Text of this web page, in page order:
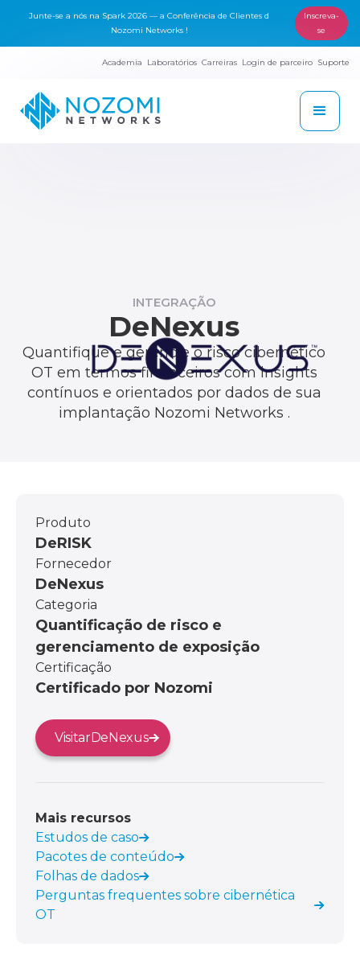
Junte-se a nós na Spark 2026 — a Conferência de Clientes d
Nozomi Networks !
Inscreva-
se
Academia Laboratórios Carreiras Login de parceiro Suporte
INTEGRAÇÃO
DeNexus
Quantifique e gerencie o risco cibernético
OT em termos financeiros com insights
contínuos e orientados por dados de sua
implantação Nozomi Networks .
Produto
DeRISK
Fornecedor
DeNexus
Categoria
Quantificação de risco e
gerenciamento de exposição
Certificação
Certificado por Nozomi
VisitarDeNexus
Mais recursos
Estudos de caso
Pacotes de conteúdo
Folhas de dados
Perguntas frequentes sobre cibernética
OT